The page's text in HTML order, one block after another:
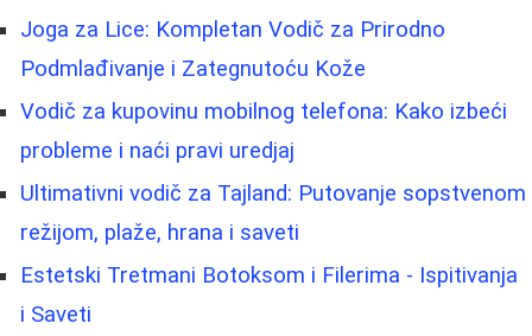
Joga za Lice: Kompletan Vodič za Prirodno
Podmlađivanje i Zategnutoću Kože
Vodič za kupovinu mobilnog telefona: Kako izbeći
probleme i naći pravi uredjaj
Ultimativni vodič za Tajland: Putovanje sopstvenom
režijom, plaže, hrana i saveti
Estetski Tretmani Botoksom i Filerima - Ispitivanja
i Saveti